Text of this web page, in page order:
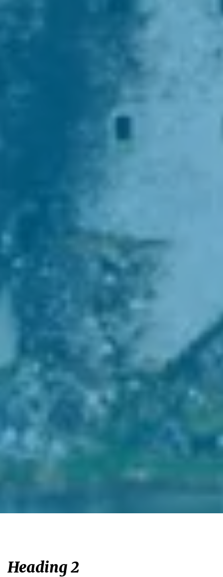
Heading 2